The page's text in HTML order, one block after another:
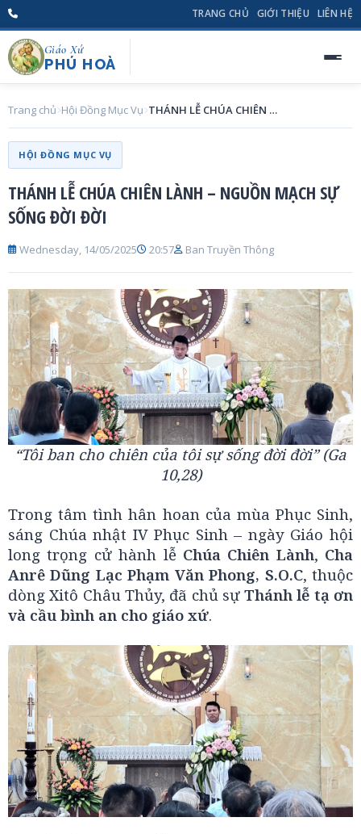
TRANG CHỦ GIỚI THIỆU LIÊN HỆ
Giáo Xứ
PHÚ HOÀ
Trang chủ Hội Đồng Mục Vụ THÁNH LỄ CHÚA CHIÊN LÀNH – NGUỒN MẠCH SỰ SỐNG ĐỜI ĐỜI
HỘI ĐỒNG MỤC VỤ
THÁNH LỄ CHÚA CHIÊN LÀNH – NGUỒN MẠCH SỰ
SỐNG ĐỜI ĐỜI
Wednesday, 14/05/2025 20:57 Ban Truyền Thông
“Tôi ban cho chiên của tôi sự sống đời đời” (Ga
10,28)
Trong tâm tình hân hoan của mùa Phục Sinh,
sáng Chúa nhật IV Phục Sinh – ngày Giáo hội
long trọng cử hành lễ Chúa Chiên Lành, Cha
Anrê Dũng Lạc Phạm Văn Phong, S.O.C, thuộc
dòng Xitô Châu Thủy, đã chủ sựThánh lễ tạ ơn
và cầu bình an cho giáo xứ.